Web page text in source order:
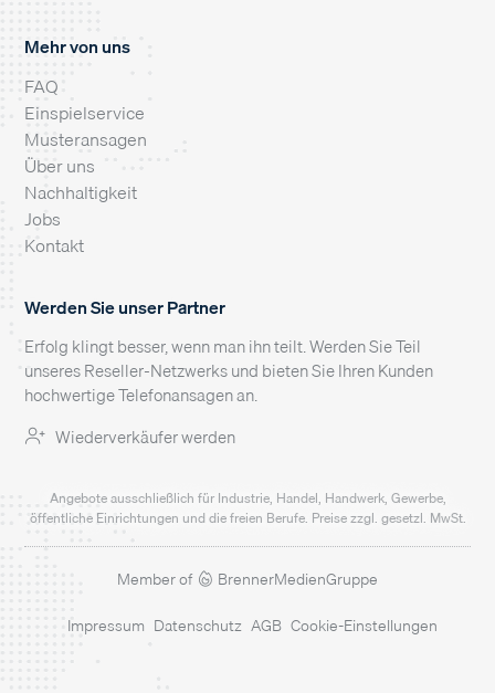
Mehr von uns
FAQ
Einspielservice
Musteransagen
Über uns
Nachhaltigkeit
Jobs
Kontakt
Werden Sie unser Partner
Erfolg klingt besser, wenn man ihn teilt. Werden Sie Teil
unseres Reseller-Netzwerks und bieten Sie Ihren Kunden
hochwertige Telefonansagen an.
Wiederverkäufer werden
Angebote ausschließlich für Industrie, Handel, Handwerk, Gewerbe,
öffentliche Einrichtungen und die freien Berufe. Preise zzgl. gesetzl. MwSt.
Member of
BrennerMedienGruppe
Impressum Datenschutz AGB Cookie-Einstellungen